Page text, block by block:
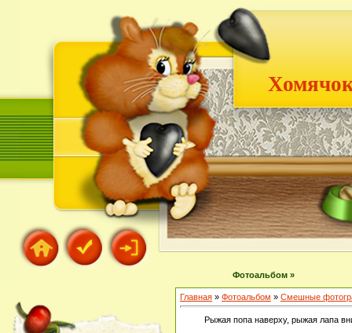
Фотоальбом »
Главная » Фотоальбом » Смешные
Рыжая попа наверху, рыжая лапа